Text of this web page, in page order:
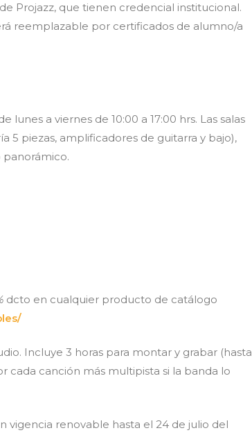
Projazz, que tienen credencial institucional.
reemplazable por certificados de alumno/a
lunes a viernes de 10:00 a 17:00 hrs. Las salas
5 piezas, amplificadores de guitarra y bajo),
panorámico.
dcto en cualquier producto de catálogo
Incluye 3 horas para montar y grabar (hasta
cada canción más multipista si la banda lo
vigencia renovable hasta el 24 de julio del